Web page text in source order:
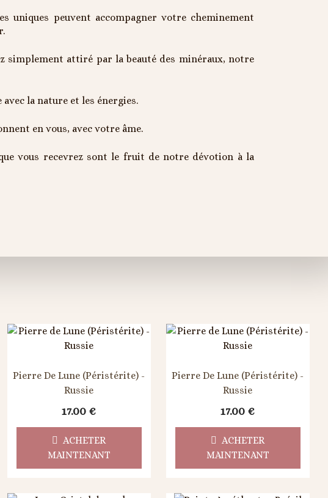
uniques peuvent accompagner votre cheminement
simplement attiré par la beauté des minéraux, notre
la nature et les énergies.
en vous, avec votre âme.
vous recevrez sont le fruit de notre dévotion à la
Pierre De Lune (Péristérite) -
Russie
17.00 €
ACHETER
MAINTENANT
Pierre De Lune (Péristérite) -
Russie
17.00 €
ACHETER
MAINTENANT